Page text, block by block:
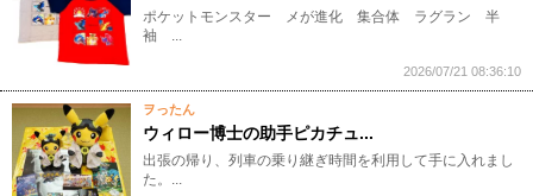
​ポケットモンスター メが進化 集合体 ラグラン 半
袖 ...
2026/07/21 08:36:10
ヲったん
ウィロー博士の助手ピカチュ...
出張の帰り、列車の乗り継ぎ時間を利用して手に入れまし
た。...